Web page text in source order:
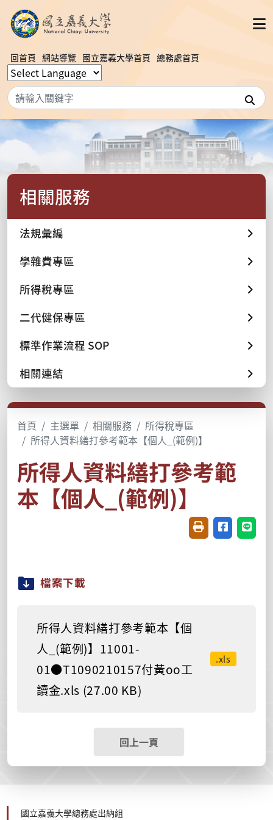
回首頁 網站導覽 國立嘉義大學首頁 總務處首頁
搜尋
相關服務
法規彙編
學雜費專區
所得稅專區
二代健保專區
標準作業流程 SOP
相關連結
首頁 主選單 相關服務
所得稅專區
所得人資料繕打參考範本【個人_(範例)】
所得人資料繕打參考範
本【個人_(範例)】
友善列印(開新視
分享至臉書
分享
檔案下載
所得人資料繕打參考範本【個
人_(範例)】11001-
01●T1090210157付黃oo工
讀金.xls (27.00 KB)
.xls
回上一頁
國立嘉義大學總務處出納組